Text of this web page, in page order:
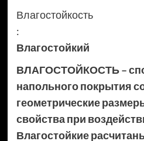
Влагостойкость
:
Влагостойкий
ВЛАГОСТОЙКОСТЬ –
напольного покрытия
геометрические
свойства при
Влагостойкие